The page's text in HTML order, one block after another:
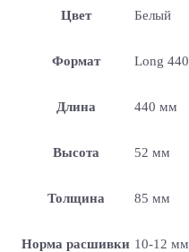
Цвет Белый
Формат Long 440
Длина 440 мм
Высота 52 мм
Толщина 85 мм
Норма расшивки 10-12 мм